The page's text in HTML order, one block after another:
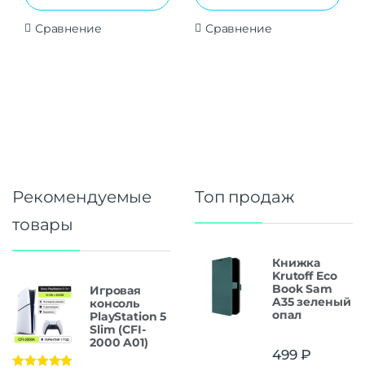
Сравнение Сравнение
Рекомендуемые
товары
Игровая
консоль
PlayStation 5
Slim (CFI-
2000 A01)
Топ продаж
Книжка
Krutoff Eco
Book Sam
A35 зеленый
опал
499₽